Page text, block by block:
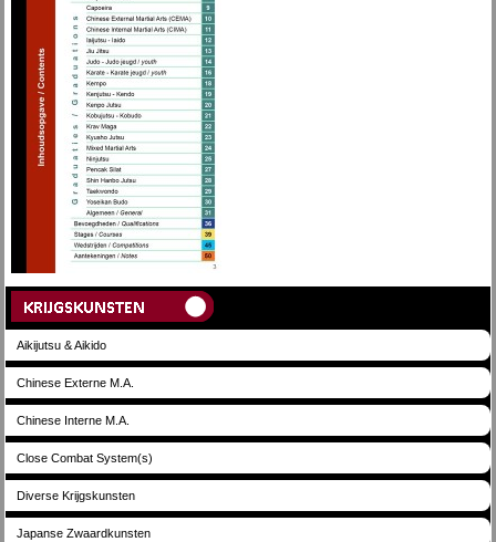
Aikijutsu & Aikido
Chinese Externe M.A.
Chinese Interne M.A.
Close Combat System(s)
Diverse Krijgskunsten
Japanse Zwaardkunsten